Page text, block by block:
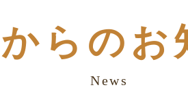
らのお
News